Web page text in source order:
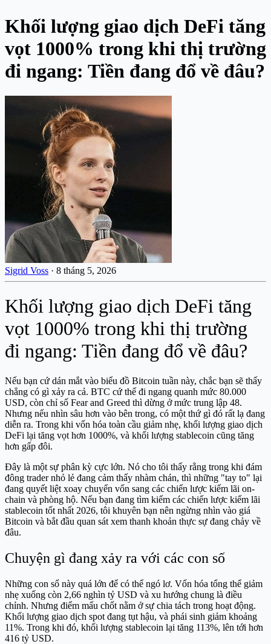
Khối lượng giao dịch DeFi tăng
vọt 1000% trong khi thị trường
đi ngang: Tiền đang đổ về đâu?
Sigrid Voss · 8 tháng 5, 2026
Khối lượng giao dịch DeFi tăng
vọt 1000% trong khi thị trường
đi ngang: Tiền đang đổ về đâu?
Nếu bạn cứ dán mắt vào biểu đồ Bitcoin tuần này, chắc bạn sẽ thấy
chẳng có gì xảy ra cả. BTC cứ thế đi ngang quanh mức 80.000
USD, còn chỉ số Fear and Greed thì dừng ở mức trung lập 48.
Nhưng nếu nhìn sâu hơn vào bên trong, có một thứ gì đó rất lạ đang
diễn ra. Trong khi vốn hóa toàn cầu giảm nhẹ, khối lượng giao dịch
DeFi lại tăng vọt hơn 1000%, và khối lượng stablecoin cũng tăng
hơn gấp đôi.
Đây là một sự phân kỳ cực lớn. Nó cho tôi thấy rằng trong khi đám
đông trader nhỏ lẻ đang cảm thấy nhàm chán, thì những "tay to" lại
đang quyết liệt xoay chuyển vốn sang các chiến lược kiếm lãi on-
chain và phòng hộ. Nếu bạn đang tìm kiếm các chiến lược kiếm lãi
stablecoin tốt nhất 2026, tôi khuyên bạn nên ngừng nhìn vào giá
Bitcoin và bắt đầu quan sát xem thanh khoản thực sự đang chảy về
đâu.
Chuyện gì đang xảy ra với các con số
Những con số này quá lớn để có thể ngó lơ. Vốn hóa tổng thể giảm
nhẹ xuống còn 2,66 nghìn tỷ USD và xu hướng chung là điều
chỉnh. Nhưng điểm mấu chốt nằm ở sự chia tách trong hoạt động.
Khối lượng giao dịch spot đang tụt hậu, và phái sinh giảm khoảng
11%. Trong khi đó, khối lượng stablecoin lại tăng 113%, lên tới hơn
416 tỷ USD.